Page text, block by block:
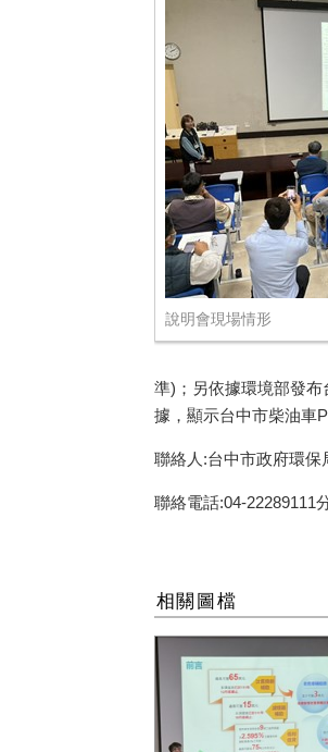
說明會現場情形
準)；另依據環境部發布
據，顯示台中市柴油車
聯絡人:台中市政府環保
聯絡電話:04-22289111
相關圖檔